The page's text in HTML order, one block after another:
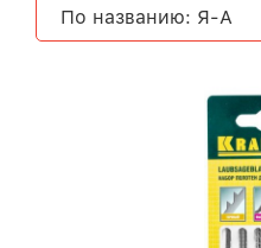
По названию: Я-А